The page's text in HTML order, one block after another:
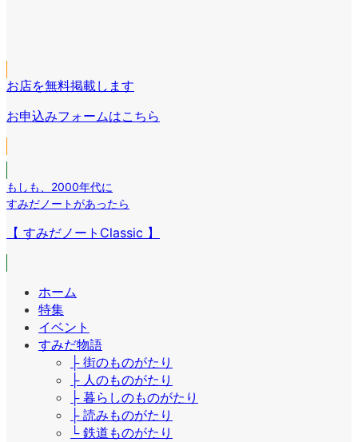
リ
ン
ク
ン
リ
ク
ン
リ
ン
ク
お店を無料掲載します
お申込みフォームはこちら
もしも
2000年代に
すみだノートがあったら
【 すみだノートClassic 】
ホーム
特集
イベント
すみだ物語
├ 街のものがたり
├ 人のものがたり
├ 暮らしのものがたり
├ 読みものがたり
└ 鉄道ものがたり